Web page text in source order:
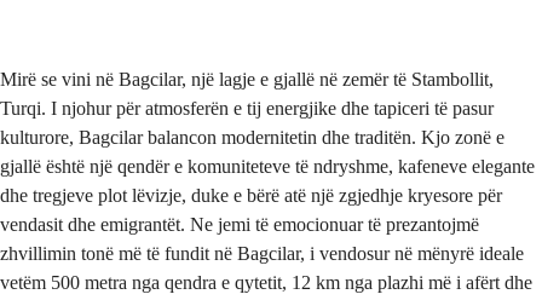
Mirë se vini në Bagcilar, një lagje e gjallë në zemër të Stambollit,
Turqi. I njohur për atmosferën e tij energjike dhe tapiceri të pasur
kulturore, Bagcilar balancon modernitetin dhe traditën. Kjo zonë e
gjallë është një qendër e komuniteteve të ndryshme, kafeneve elegante
dhe tregjeve plot lëvizje, duke e bërë atë një zgjedhje kryesore për
vendasit dhe emigrantët. Ne jemi të emocionuar të prezantojmë
zhvillimin tonë më të fundit në Bagcilar, i vendosur në mënyrë ideale
vetëm 500 metra nga qendra e qytetit, 12 km nga plazhi më i afërt dhe